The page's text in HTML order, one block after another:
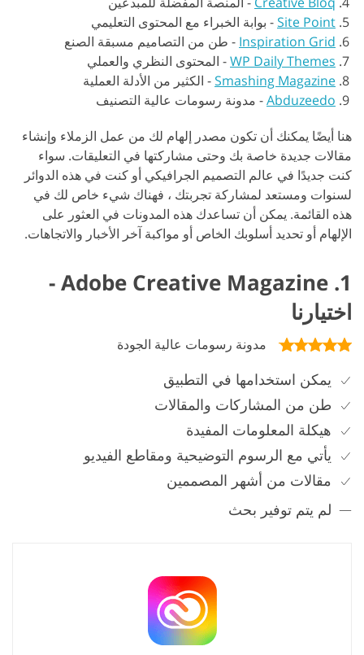
Site Point
- بوابة الخبراء مع المحتوى التعليمي
Inspiration Grid
- طن من التصاميم مسبقة الصنع
WP Daily Themes
- المحتوى النظري والعملي
Smashing Magazine
- الكثير من الأدلة العملية
Abduzeedo
- مدونة رسومات عالية التصنيف
هنا أيضًا يمكنك أن تكون مصدر إلهام لك من عمل الزملاء وإنشاء
مقالات جديدة خاصة بك وحتى مشاركتها في التعليقات. سواء
كنت جديدًا في عالم التصميم الجرافيكي أو كنت في هذه الدوائر
لسنوات ومستعد لمشاركة تجربتك ، فهناك شيء خاص لك في
هذه القائمة. يمكن أن تساعدك هذه المدونات في العثور على
الإلهام أو تحديد أسلوبك الخاص أو مواكبة آخر الأخبار والاتجاهات.
1. Adobe Creative Magazine -
اختيارنا
مدونة رسومات عالية الجودة
يمكن استخدامها في التطبيق
طن من المشاركات والمقالات
هيكلة المعلومات المفيدة
يأتي مع الرسوم التوضيحية ومقاطع الفيديو
مقالات من أشهر المصممين
لم يتم توفير بحث